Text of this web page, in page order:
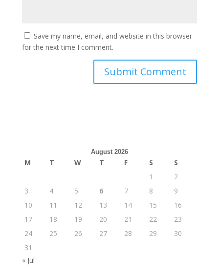
Save my name, email, and website in this browser
for the next time I comment.
August 2026
M T W T F S
S
1
2
3
4 5 6 7 8
9
10
11 12 13 14 15
16
17
18 19 20 21 22
23
24
25 26 27 28 29
30
31
« Jul